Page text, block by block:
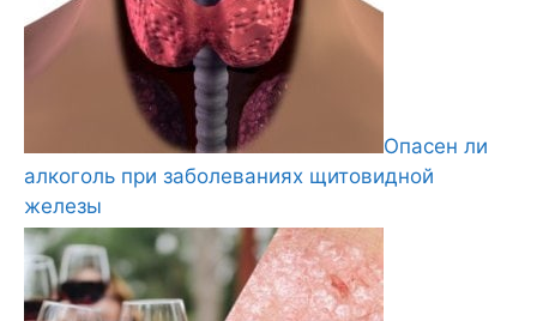
Опасен ли
алкоголь при заболеваниях щитовидной
железы